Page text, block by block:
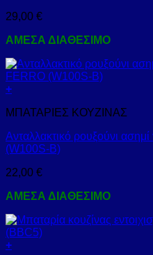
29,00 €
ΑΜΕΣΑ ΔΙΑΘΕΣΙΜΟ
+
ΜΠΑΤΑΡΙΕΣ ΚΟΥΖΙΝΑΣ
Ανταλλακτικό ρουξούνι
(W100S-B)
22,00 €
ΑΜΕΣΑ ΔΙΑΘΕΣΙΜΟ
+